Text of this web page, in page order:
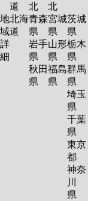
道
北
北
地
域
詳
細
北海
道
青森
県
岩手
県
秋田
県
宮城
県
山形
県
福島
県
茨城
県
栃木
県
群馬
県
埼玉
県
千葉
県
東京
都
神奈
川
県